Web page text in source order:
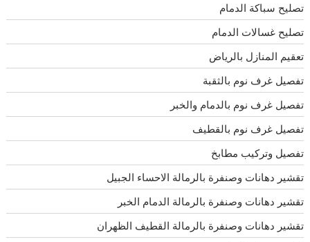
تصليح سباكة الدمام
تصليح غسالات الدمام
تعقيم المنازل بالرياض
تفصيل غرف نوم بالثقبة
تفصيل غرف نوم بالدمام والخبر
تفصيل غرف نوم بالقطيف
تفصيل وتركيب مطابخ
تقشير دهانات وصنفرة بالرمالة الاحساء الجبيل
تقشير دهانات وصنفرة بالرمالة الدمام الخبر
تقشير دهانات وصنفرة بالرمالة القطيف الظهران